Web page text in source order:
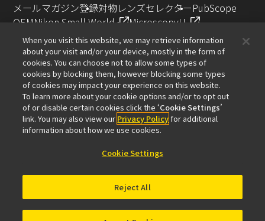
メールマガジン登録対物レンズセレクターPubScope
OEMNikon Small World
MicroscopyU
NIKON JOICO AWARD
その他のニコン製品
カメラ・双眼鏡関連製品（ニコンイメージング）
インダストリー製品（インダストリアルソリューション
ズ事業）
半導体露光装置（半導体装置事業）
個人情報保護について
ソフトウェア脆弱性に関する情報
利用規程
© 2026 Nikon Solutions Co., Ltd.
When you visit this website, we may retrieve information
about your visit and/or your device, mostly in the form of
cookies. You can choose not to allow some types of
cookies by blocking them, however blocking some types
of cookies may impact your experience on this website.
To learn more about your cookie options and/or to opt out
of or disable certain cookies click the ‘Cookie Settings’
link. You may also view our Privacy Policyfor additional
information about how we use cookies.
Cookie Settings
Reject All